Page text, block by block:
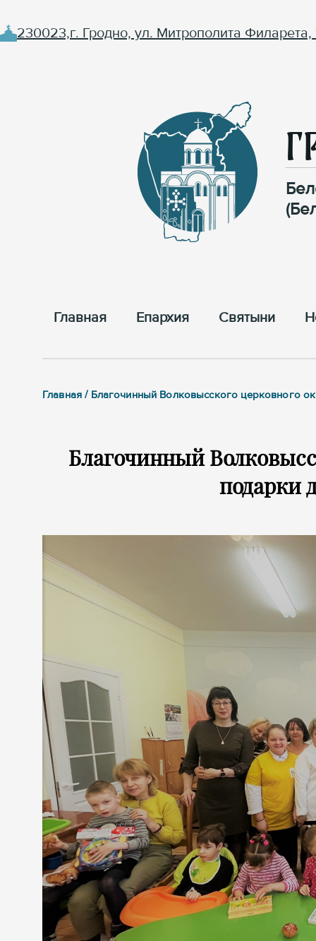
230023,г. Гродно, ул. Митрополита Филарета,
Главная Епархия Cвятыни
Главная / Благочинный Волковысского церковного
Благочинный
подарки